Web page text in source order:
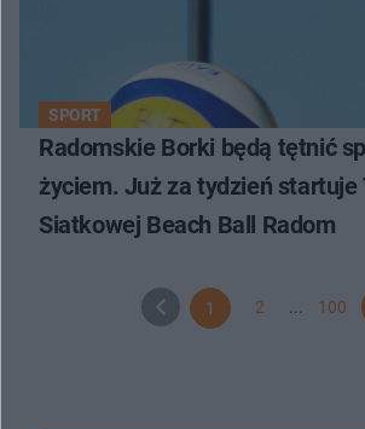
SPORT
Radomskie Borki będą tętnić
życiem. Już za tydzień startuje
Siatkowej Beach Ball Radom
1 2 100